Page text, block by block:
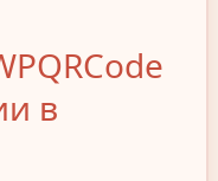
в